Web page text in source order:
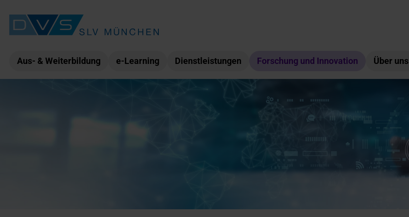
Aus- & Weiterbildung e-Learning Dienstleistungen Forschung und Innovation Über uns